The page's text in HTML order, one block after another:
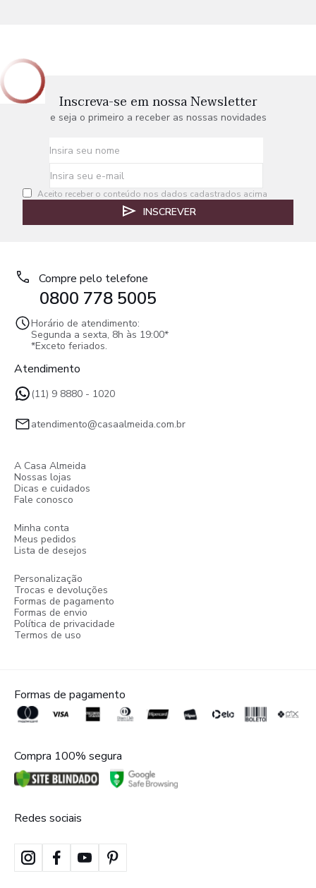
Inscreva-se em nossa Newsletter
e seja o primeiro a receber as nossas novidades
Aceito receber o conteúdo nos dados cadastrados acima
INSCREVER
Compre pelo telefone
0800 778 5005
Horário de atendimento:
Segunda a sexta, 8h às 19:00*
*Exceto feriados.
Atendimento
(11) 9 8880 - 1020
atendimento@casaalmeida.com.br
A Casa Almeida
Nossas lojas
Dicas e cuidados
Fale conosco
Minha conta
Meus pedidos
Lista de desejos
Personalização
Trocas e devoluções
Formas de pagamento
Formas de envio
Política de privacidade
Termos de uso
Formas de pagamento
Compra 100% segura
Redes sociais